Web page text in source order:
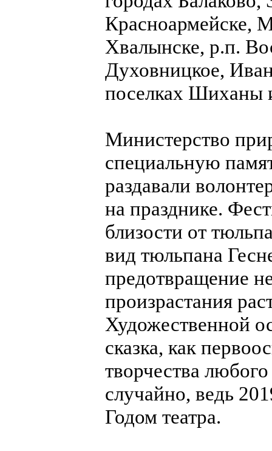
Красноармейске,
Хвалынске, р.п.
Духовницкое,
поселках Шиханы
Министерство
специальную
раздавали
на празднике.
близости от
вид тюльпана
предотвращение
произрастания
Художественной
сказка, как
творчества
случайно, ведь
Годом театра.